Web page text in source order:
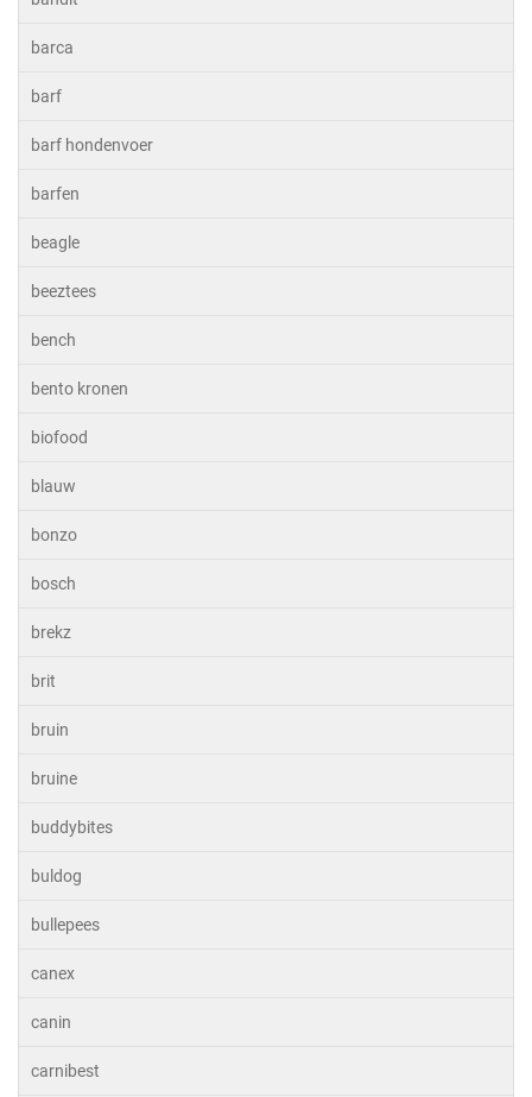
barca
barf
barf hondenvoer
barfen
beagle
beeztees
bench
bento kronen
biofood
blauw
bonzo
bosch
brekz
brit
bruin
bruine
buddybites
buldog
bullepees
canex
canin
carnibest